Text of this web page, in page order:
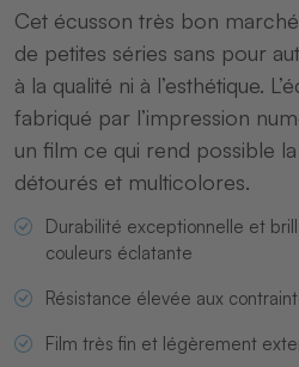
Cet écusson très bon
de petites séries sans pour
à la qualité ni à l’esthétique.
fabriqué par l’impression
un film ce qui rend possible
détourés et multicolores.
Durabilité exceptionnelle et
couleurs éclatante
Résistance élevée aux
Film très fin et légèrement